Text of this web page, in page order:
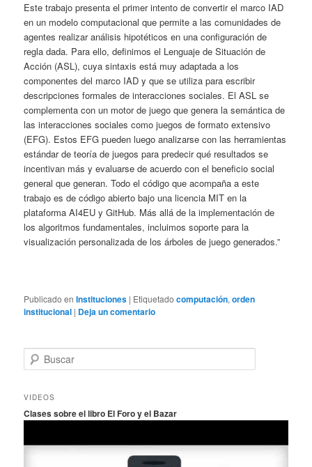
Este trabajo presenta el primer intento de convertir el marco IAD
en un modelo computacional que permite a las comunidades de
agentes realizar análisis hipotéticos en una configuración de
regla dada. Para ello, definimos el Lenguaje de Situación de
Acción (ASL), cuya sintaxis está muy adaptada a los
componentes del marco IAD y que se utiliza para escribir
descripciones formales de interacciones sociales. El ASL se
complementa con un motor de juego que genera la semántica de
las interacciones sociales como juegos de formato extensivo
(EFG). Estos EFG pueden luego analizarse con las herramientas
estándar de teoría de juegos para predecir qué resultados se
incentivan más y evaluarse de acuerdo con el beneficio social
general que generan. Todo el código que acompaña a este
trabajo es de código abierto bajo una licencia MIT en la
plataforma AI4EU y GitHub. Más allá de la implementación de
los algoritmos fundamentales, incluimos soporte para la
visualización personalizada de los árboles de juego generados.”
Publicado en Instituciones | Etiquetado computación,orden
institucional | Deja un comentario
u
c
r
VIDEOS
Clases sobre el libro El Foro y el Bazar